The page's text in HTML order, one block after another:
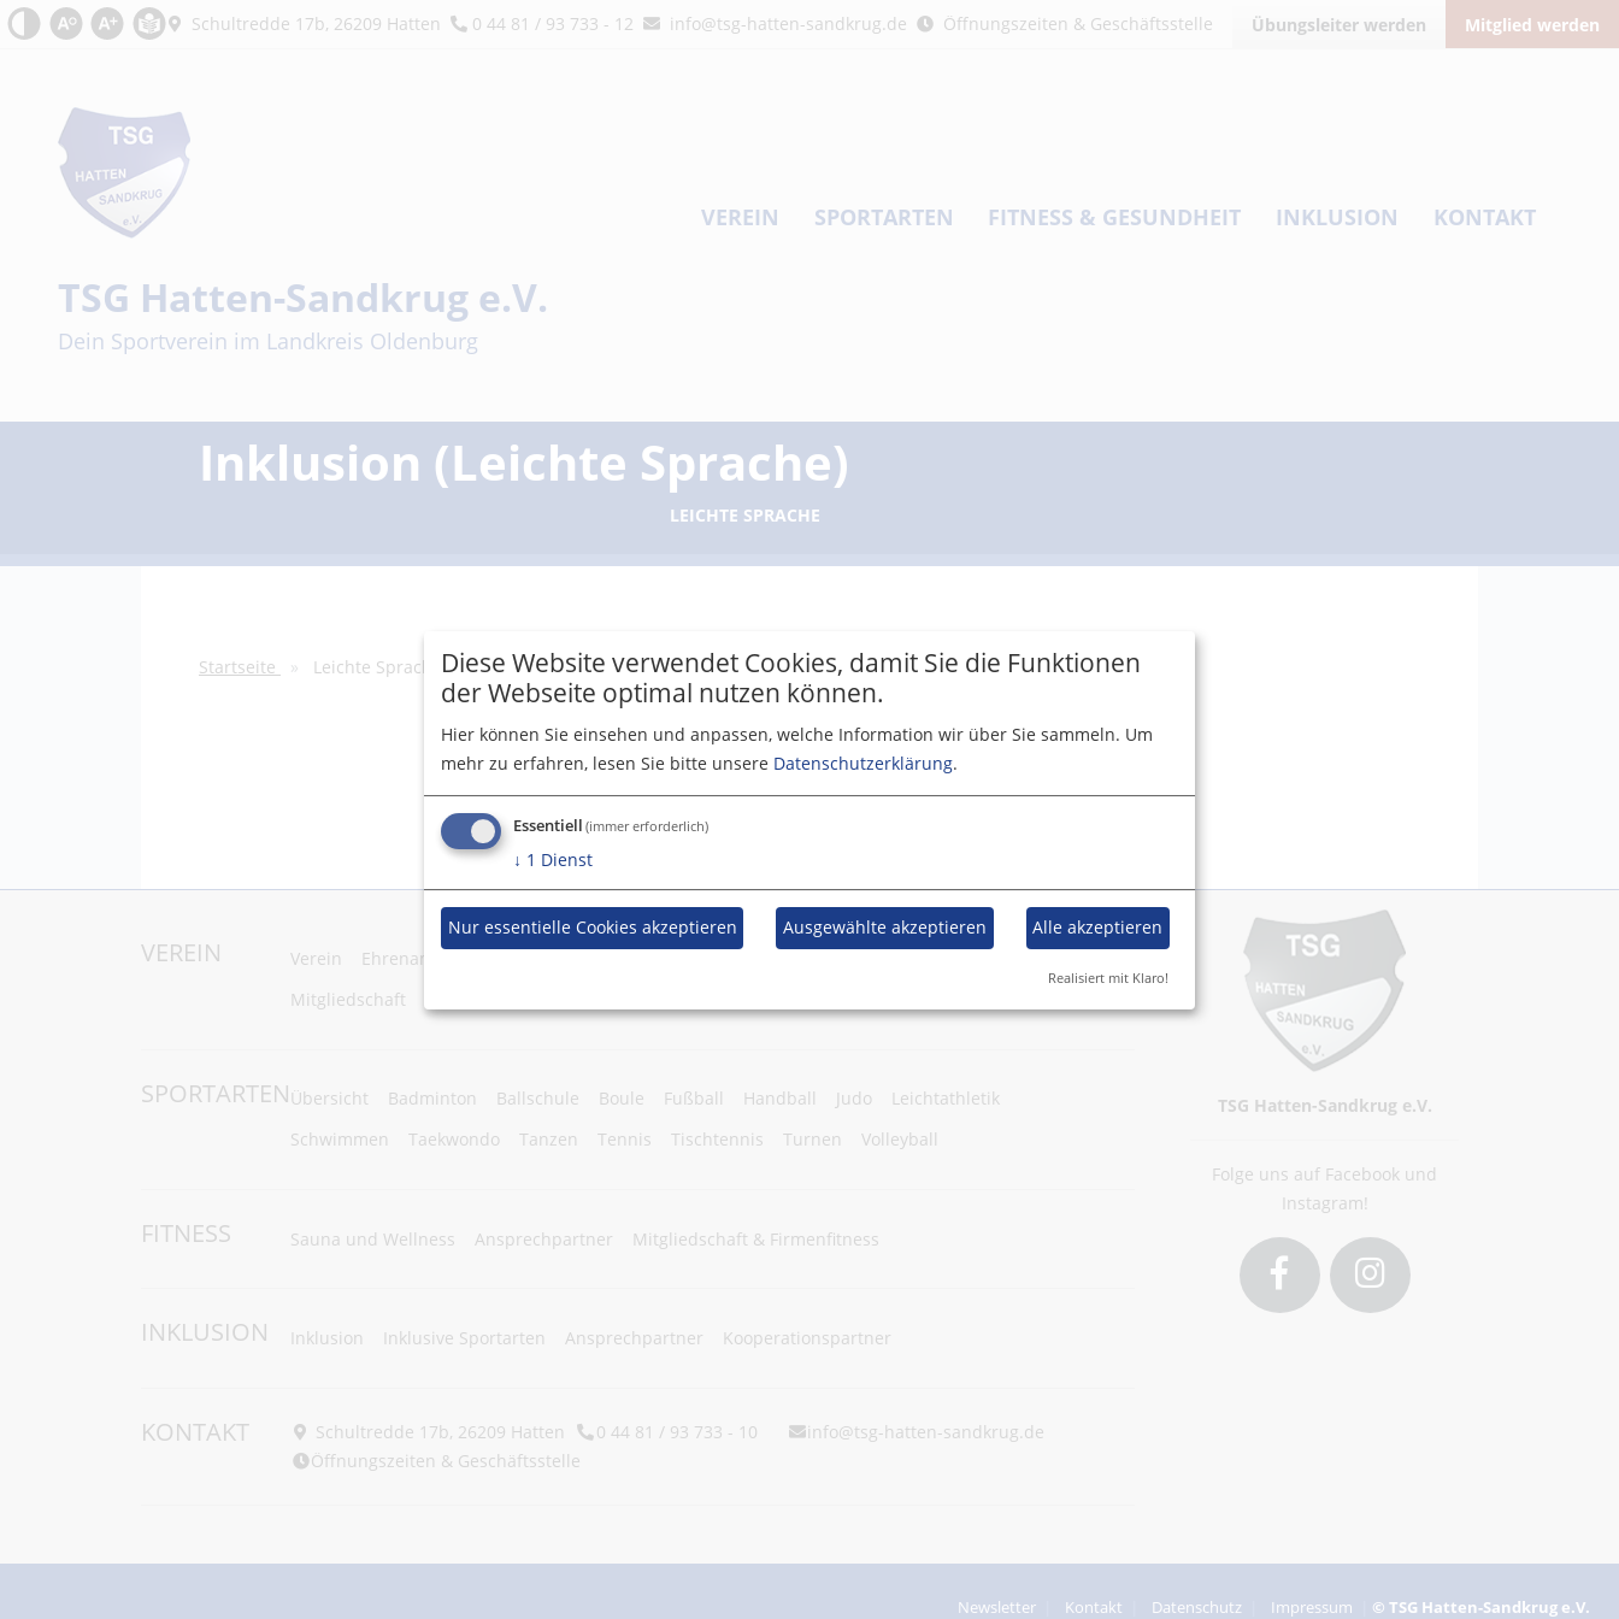
KontrastSchrift zurücksetzen
Schrift vergrößern
Leichte Sprache
Schultredde 17b, 26209 Hatten 0 44 81 / 93 733 - 12 info@tsg-hatten-sandkrug.de Öffnungszeiten & Geschäftsstelle Übungsleiter werden Mitglied werden
Sportverein
TSG Hatten-Sandkrug e.V.
Dein Sportverein im Landkreis Oldenburg
VEREIN SPORTARTEN FITNESS & GESUNDHEIT INKLUSION KONTAKT
Inklusion (Leichte Sprache)
LEICHTE SPRACHE
Startseite Leichte Sprache Inklusion (Leichte Sprache)
VEREIN Verein Ehrenamt
Mitgliedschaft
SPORTARTENÜbersicht Badminton Ballschule Boule Fußball Handball Judo
Leichtathletik
Schwimmen
Taekwondo Tanzen Tennis Tischtennis Turnen Volleyball
FITNESS Sauna und Wellness Ansprechpartner Mitgliedschaft & Firmenfitness
INKLUSION Inklusion Inklusive Sportarten Ansprechpartner Kooperationspartner
KONTAKT Schultredde 17b, 26209 Hatten 0 44 81 / 93 733 - 10
info@tsg-hatten-sandkrug.de
Öffnungszeiten & Geschäftsstelle
TSG Hatten-Sandkrug e.V.
Folge uns auf Facebook und
Instagram!
Facebook Instagram
Newsletter Kontakt Datenschutz Impressum © TSG Hatten-Sandkrug e.V.
Diese Website verwendet Cookies, damit Sie die Funktionen
der Webseite optimal nutzen können.
Hier können Sie einsehen und anpassen, welche Information wir über Sie sammeln. Um
mehr zu erfahren, lesen Sie bitte unsere Datenschutzerklärung.
Essentiell (immer erforderlich)
↓ 1 Dienst
Nur essentielle Cookies akzeptieren Ausgewählte akzeptieren Alle akzeptieren
Realisiert mit Klaro!